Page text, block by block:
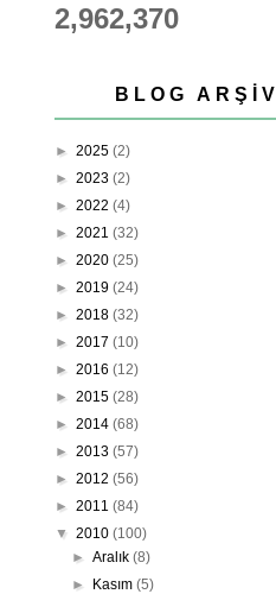
2,962,370
BLOG ARŞIV
► 2025 (2)
► 2023 (2)
► 2022 (4)
► 2021 (32)
► 2020 (25)
► 2019 (24)
► 2018 (32)
► 2017 (10)
► 2016 (12)
► 2015 (28)
► 2014 (68)
► 2013 (57)
► 2012 (56)
► 2011 (84)
▼ 2010 (100)
►Aralık(8)
► Kasım(5)